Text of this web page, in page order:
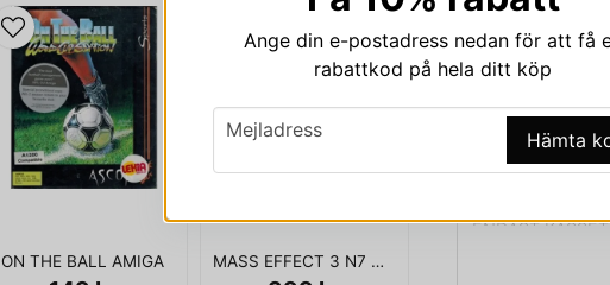
ON THE BALL AMIGA MASS EFFECT 3 N7 COLLECTORS EDITION XBOX 360
Beskrivning av
LITTLEST
Mer äventyr
ENDAST
Ange din e-postadress nedan för att få
rabattkod på hela ditt köp
email
Mejladress Hämta